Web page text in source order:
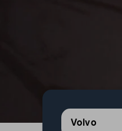
Volvo